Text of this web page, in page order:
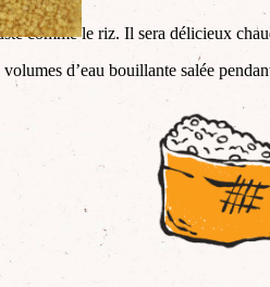
comme le riz. Il sera délicieux
d’eau bouillante salée